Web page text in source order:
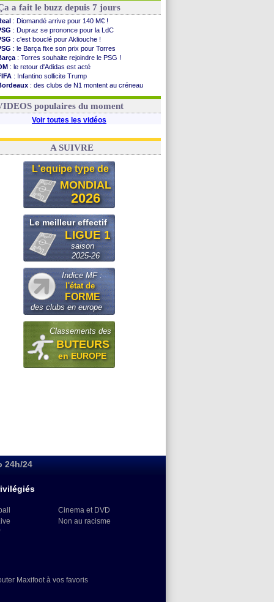
a fait le buzz depuis 7 jours
: Diomandé arrive pour 140 M€ !
: Dupraz se prononce pour la LdC
: c'est bouclé pour Akliouche !
: le Barça fixe son prix pour Torres
: Torres souhaite rejoindre le PSG !
: le retour d'Adidas est acté
: Infantino sollicite Trump
: des clubs de N1 montent au créneau
: le démenti de Leipzig pour Diomandé
populaires du moment
Voir toutes les vidéos
A SUIVRE
L'equipe type de
MONDIAL
2026
Le meilleur effectif
LIGUE 1
saison
2025-26
Indice MF :
l'état de
FORME
des clubs en europe
Classements des
BUTEURS
en EUROPE
24h/24
Cinema et DVD
Non au racisme
Maxifoot à vos favoris